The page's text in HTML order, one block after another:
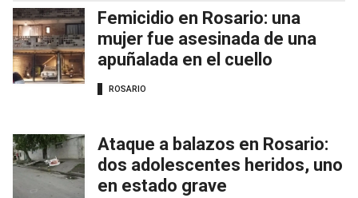
Femicidio en Rosario: una
mujer fue asesinada de una
apuñalada en el cuello
ROSARIO
Ataque a balazos en Rosario:
dos adolescentes heridos, uno
en estado grave